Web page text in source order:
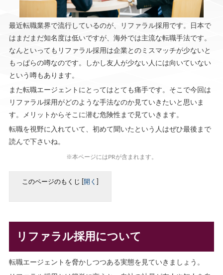
最近転職業界で流行しているのが、リファラル採用です。日本で
はまだまだ知名度は低いですが、海外では主流な転職手法です。
なんといってもリファラル採用は企業とのミスマッチが少ないと
もっぱらの噂なのです。しかし友人が少ない人には向いていない
という噂もあります。
また転職エージェントにとってはとても痛手です。そこで今回は
リファラル採用がどのような手法なのか見ていきたいと思いま
す。メリットからそこに潜む危険性まで見ていきます。
転職を視野に入れていて、初めて聞いたという人はぜひ最後まで
読んで下さいね。
※本ページにはPRが含まれます。
このページのもくじ 開く
リファラル採用について
転職エージェントを脅かしつつある実態を見ていきましょう。